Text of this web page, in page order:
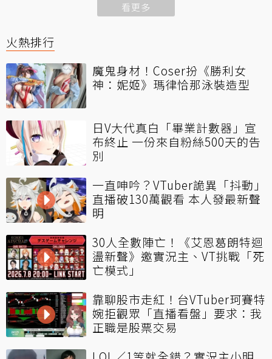
看更多
火熱排行
魔鬼身材！Coser扮《勝利女
神：妮姬》瑪律恰那泳裝造型
日V大代真白「畢業計數器」宣
布終止 一份來自粉絲500天的告
別
一直呻吟？VTuber詭異「抖動」
直播破130萬觀看 本人發最新聲
明
30人全數陣亡！《艾恩葛朗特迴
盪新聲》邀實況主、VT挑戰「死
亡模式」
靠聊股市走紅！台VTuber珂賽特
婉拒觀眾「直播看盤」要求：我
正職是股票交易